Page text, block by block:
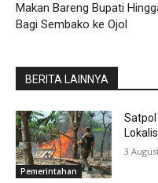
Makan Bareng Bupati
Bagi Sembako ke Ojol
BERITA LAINNYA
Pemerintahan
Satpol
3